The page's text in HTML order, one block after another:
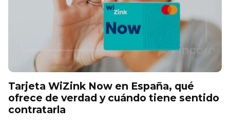
Tarjeta WiZink Now en España, qué
ofrece de verdad y cuándo tiene sentido
contratarla